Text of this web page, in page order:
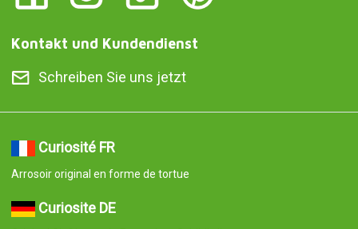
Curiosite AT
Original Gießkanne in Form einer Schildkröte
Curiosite PT